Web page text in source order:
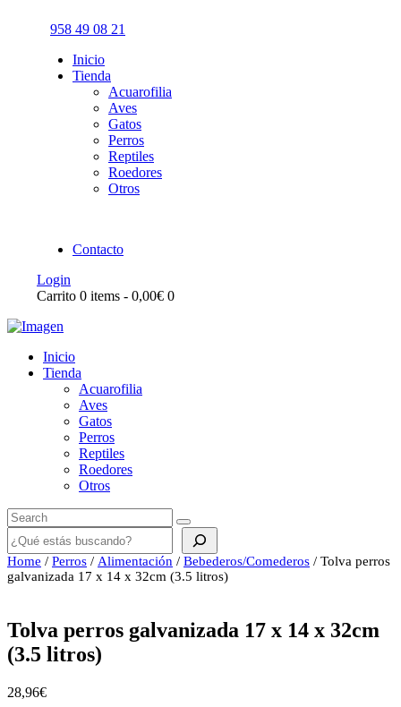
958 49 08 21
Inicio
Tienda
Acuarofilia
Aves
Gatos
Perros
Reptiles
Roedores
Otros
Contacto
Login
Carrito 0 items - 0,00€ 0
Inicio
Tienda
Acuarofilia
Aves
Gatos
Perros
Reptiles
Roedores
Otros
Buscar
Home / Perros / Alimentación / Bebederos/Comederos / Tolva perros
galvanizada 17 x 14 x 32cm (3.5 litros)
Tolva perros galvanizada 17 x 14 x 32cm
(3.5 litros)
28,96€